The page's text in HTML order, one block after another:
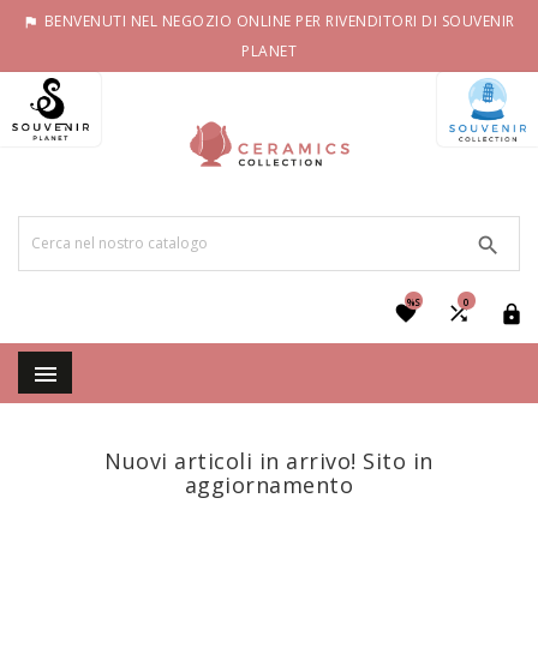

BENVENUTI NEL NEGOZIO ONLINE PER RIVENDITORI DI SOUVENIR
PLANET



0

%S

Nuovi articoli in arrivo! Sito in
aggiornamento